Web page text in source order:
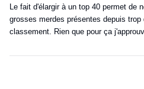
Le fait d'élargir à un top 40 permet de
grosses merdes présentes depuis
classement. Rien que pour ça